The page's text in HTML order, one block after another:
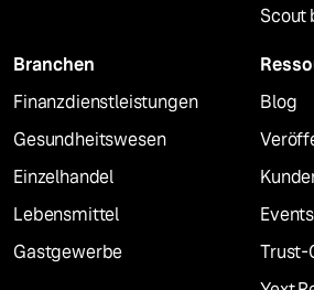
Scout
Branchen
Finanzdienstleistungen
Gesundheitswesen
Einzelhandel
Lebensmittel
Gastgewerbe
Blog
Events
Trust-